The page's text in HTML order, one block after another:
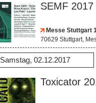
SEMF
Messe Stuttgart
70629 Stuttgart,
Samstag, 02.12.2017
Toxicator